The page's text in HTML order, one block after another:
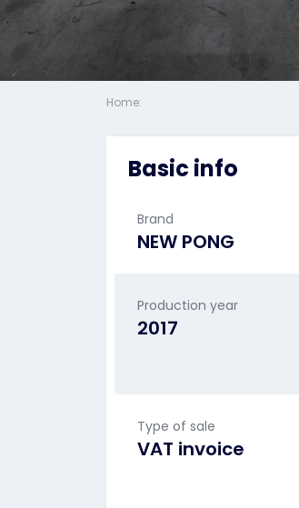
Home:
Basic info
Brand
NEW PONG
Production year
2017
Type of sale
VAT invoice